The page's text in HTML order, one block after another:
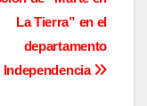
La Tierra” en el
departamento
Independencia